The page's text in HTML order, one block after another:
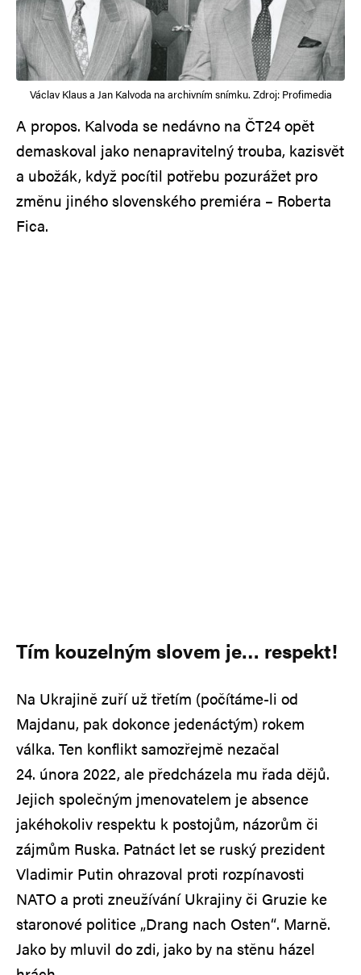
Václav Klaus a Jan Kalvoda na archivním snímku. Zdroj: Profimedia
A propos. Kalvoda se nedávno na ČT24 opět
demaskoval jako nenapravitelný trouba, kazisvět
a ubožák, když pocítil potřebu pozurážet pro
změnu jiného slovenského premiéra – Roberta
Fica.
Tím kouzelným slovem je… respekt!
Na Ukrajině zuří už třetím (počítáme-li od
Majdanu, pak dokonce jedenáctým) rokem
válka. Ten konflikt samozřejmě nezačal
24. února 2022, ale předcházela mu řada dějů.
Jejich společným jmenovatelem je absence
jakéhokoliv respektu k postojům, názorům či
zájmům Ruska. Patnáct let se ruský prezident
Vladimir Putin ohrazoval proti rozpínavosti
NATO a proti zneužívání Ukrajiny či Gruzie ke
staronové politice „Drang nach Osten“. Marně.
Jako by mluvil do zdi, jako by na stěnu házel